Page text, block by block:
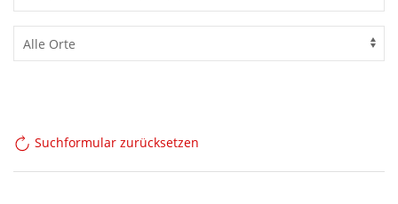
Suchformular zurücksetzen